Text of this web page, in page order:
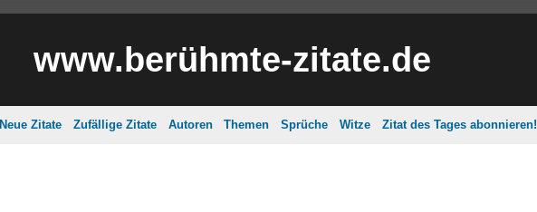
www.berühmte-zitate.de
Neue Zitate Zufällige Zitate Autoren Themen Sprüche Witze Zitat des Tages abonnieren!